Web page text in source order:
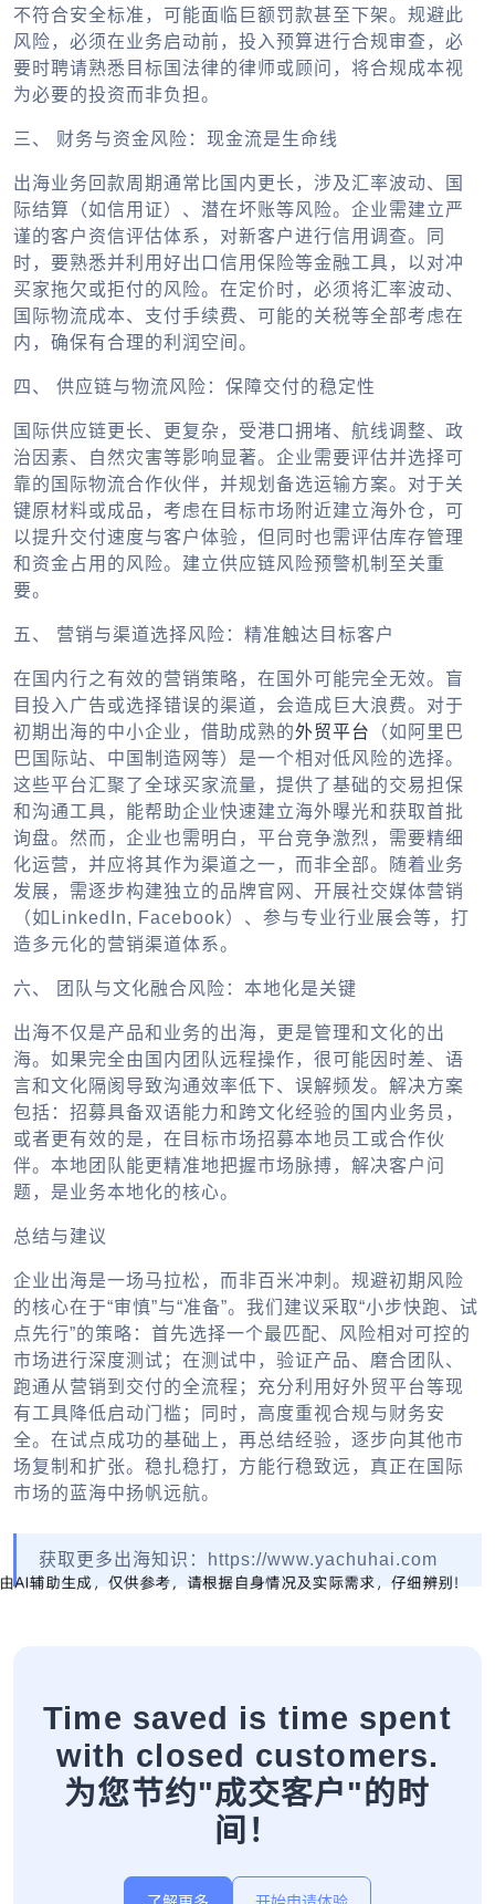
不符合安全标准，可能面临巨额罚款甚至下架。规避此
风险，必须在业务启动前，投入预算进行合规审查，必
要时聘请熟悉目标国法律的律师或顾问，将合规成本视
为必要的投资而非负担。
三、 财务与资金风险：现金流是生命线
出海业务回款周期通常比国内更长，涉及汇率波动、国
际结算（如信用证）、潜在坏账等风险。企业需建立严
谨的客户资信评估体系，对新客户进行信用调查。同
时，要熟悉并利用好出口信用保险等金融工具，以对冲
买家拖欠或拒付的风险。在定价时，必须将汇率波动、
国际物流成本、支付手续费、可能的关税等全部考虑在
内，确保有合理的利润空间。
四、 供应链与物流风险：保障交付的稳定性
国际供应链更长、更复杂，受港口拥堵、航线调整、政
治因素、自然灾害等影响显著。企业需要评估并选择可
靠的国际物流合作伙伴，并规划备选运输方案。对于关
键原材料或成品，考虑在目标市场附近建立海外仓，可
以提升交付速度与客户体验，但同时也需评估库存管理
和资金占用的风险。建立供应链风险预警机制至关重
要。
五、 营销与渠道选择风险：精准触达目标客户
在国内行之有效的营销策略，在国外可能完全无效。盲
目投入广告或选择错误的渠道，会造成巨大浪费。对于
初期出海的中小企业，借助成熟的外贸平台
（如阿里巴
巴国际站、中国制造网等）是一个相对低风险的选择。
这些平台汇聚了全球买家流量，提供了基础的交易担保
和沟通工具，能帮助企业快速建立海外曝光和获取首批
询盘。然而，企业也需明白，平台竞争激烈，需要精细
化运营，并应将其作为渠道之一，而非全部。随着业务
发展，需逐步构建独立的品牌官网、开展社交媒体营销
（如LinkedIn, Facebook）、参与专业行业展会等，打
造多元化的营销渠道体系。
六、 团队与文化融合风险：本地化是关键
出海不仅是产品和业务的出海，更是管理和文化的出
海。如果完全由国内团队远程操作，很可能因时差、语
言和文化隔阂导致沟通效率低下、误解频发。解决方案
包括：招募具备双语能力和跨文化经验的国内业务员，
或者更有效的是，在目标市场招募本地员工或合作伙
伴。本地团队能更精准地把握市场脉搏，解决客户问
题，是业务本地化的核心。
总结与建议
企业出海是一场马拉松，而非百米冲刺。规避初期风险
的核心在于“审慎”与“准备”。我们建议采取“小步快跑、试
点先行”的策略：首先选择一个最匹配、风险相对可控的
市场进行深度测试；在测试中，验证产品、磨合团队、
跑通从营销到交付的全流程；充分利用好外贸平台等现
有工具降低启动门槛；同时，高度重视合规与财务安
全。在试点成功的基础上，再总结经验，逐步向其他市
场复制和扩张。稳扎稳打，方能行稳致远，真正在国际
市场的蓝海中扬帆远航。
获取更多出海知识：https://www.yachuhai.com
Time saved is time spent
with closed customers.
为您节约"成交客户"的时
间！